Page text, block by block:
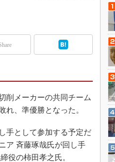
開発
インとCAE
リー4.0
ョン
削メーカーの共同チーム
れ、準優勝となった。
手として参加する予定だ
ア 斉藤琢哉氏が回し手
役の柿田孝之氏。